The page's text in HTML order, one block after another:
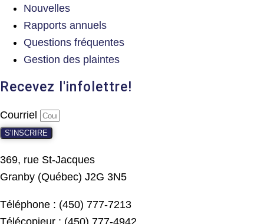
Nouvelles
Rapports annuels
Questions fréquentes
Gestion des plaintes
Recevez l'infolettre!
Courriel
S'INSCRIRE
369, rue St-Jacques
Granby (Québec) J2G 3N5
Téléphone : (450) 777-7213
Télécopieur : (450) 777-4942